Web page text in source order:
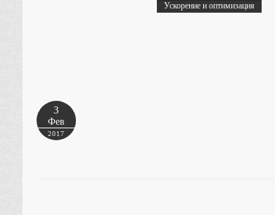
Ускорение и оптимизация
3
Фев
2017